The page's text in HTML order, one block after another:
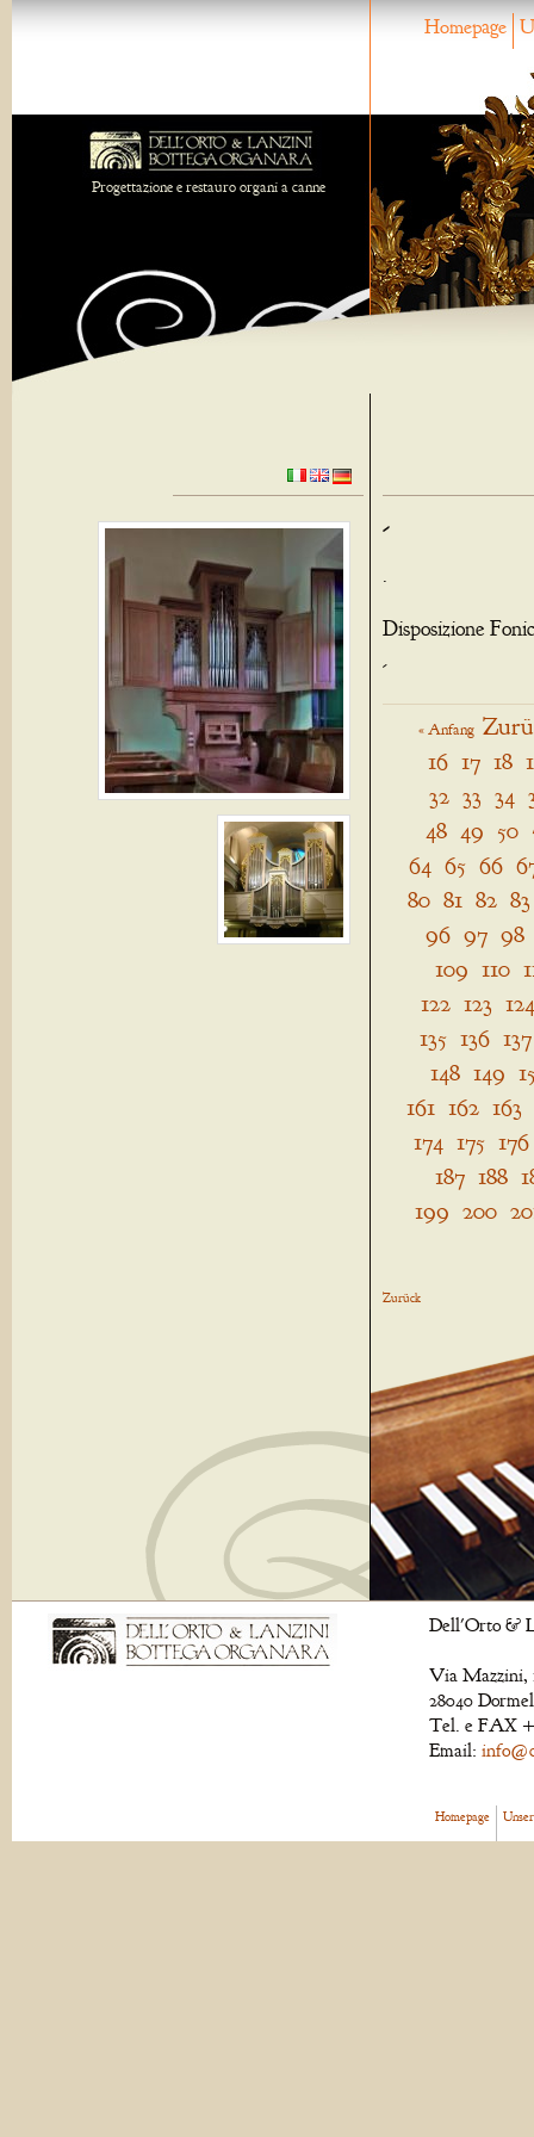
Homepage
Progettazione e restauro organi a canne
-
.
Disposizione
-
« Anfang
16 17 18
32 33 34
48 49 50
64 65 66
80 81 82 83
96 97 98
109 110
122 123 124
135 136 137
148 149
161 162 163
174 175 176
187 188
199 200
Zurück
Dell'Orto &
Via Mazzini,
28040
Tel. e FAX
Email:
Homepage